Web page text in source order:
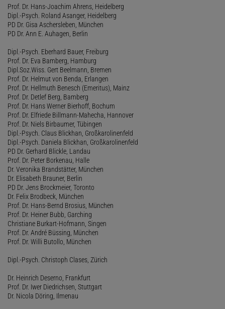
Prof. Dr. Hans-Joachim Ahrens, Heidelberg
Dipl.-Psych. Roland Asanger, Heidelberg
PD Dr. Gisa Aschersleben, München
PD Dr. Ann E. Auhagen, Berlin
Dipl.-Psych. Eberhard Bauer, Freiburg
Prof. Dr. Eva Bamberg, Hamburg
Dipl.Soz.Wiss. Gert Beelmann, Bremen
Prof. Dr. Helmut von Benda, Erlangen
Prof. Dr. Hellmuth Benesch (Emeritus), Mainz
Prof. Dr. Detlef Berg, Bamberg
Prof. Dr. Hans Werner Bierhoff, Bochum
Prof. Dr. Elfriede Billmann-Mahecha, Hannover
Prof. Dr. Niels Birbaumer, Tübingen
Dipl.-Psych. Claus Blickhan, Großkarolinenfeld
Dipl.-Psych. Daniela Blickhan, Großkarolinenfeld
PD Dr. Gerhard Blickle, Landau
Prof. Dr. Peter Borkenau, Halle
Dr. Veronika Brandstätter, München
Dr. Elisabeth Brauner, Berlin
PD Dr. Jens Brockmeier, Toronto
Dr. Felix Brodbeck, München
Prof. Dr. Hans-Bernd Brosius, München
Prof. Dr. Heiner Bubb, Garching
Christiane Burkart-Hofmann, Singen
Prof. Dr. André Büssing, München
Prof. Dr. Willi Butollo, München
Dipl.-Psych. Christoph Clases, Zürich
Dr. Heinrich Deserno, Frankfurt
Prof. Dr. Iwer Diedrichsen, Stuttgart
Dr. Nicola Döring, Ilmenau